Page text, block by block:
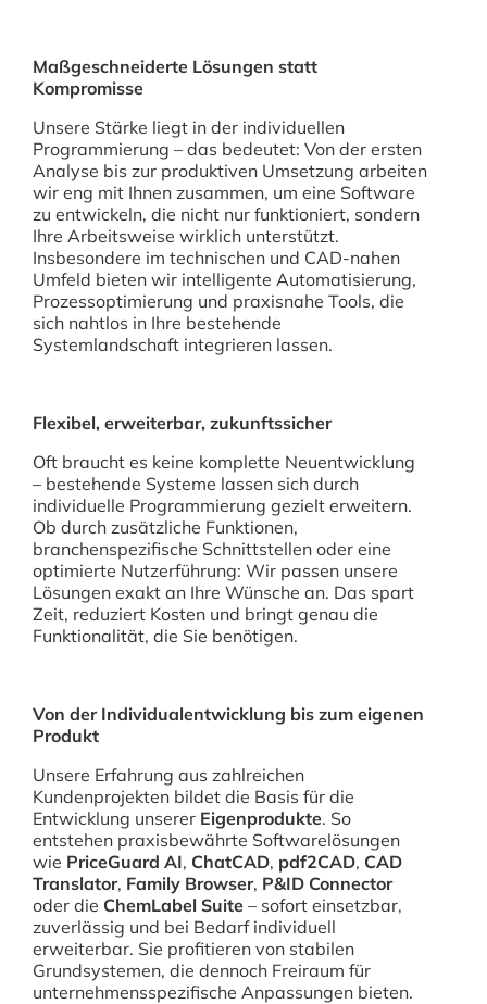
Maßgeschneiderte Lösungen statt
Kompromisse
Unsere Stärke liegt in der individuellen
Programmierung – das bedeutet: Von der ersten
Analyse bis zur produktiven Umsetzung arbeiten
wir eng mit Ihnen zusammen, um eine Software
zu entwickeln, die nicht nur funktioniert, sondern
Ihre Arbeitsweise wirklich unterstützt.
Insbesondere im technischen und CAD-nahen
Umfeld bieten wir intelligente Automatisierung,
Prozessoptimierung und praxisnahe Tools, die
sich nahtlos in Ihre bestehende
Systemlandschaft integrieren lassen.
Flexibel, erweiterbar, zukunftssicher
Oft braucht es keine komplette Neuentwicklung
– bestehende Systeme lassen sich durch
individuelle Programmierung gezielt erweitern.
Ob durch zusätzliche Funktionen,
branchenspezifische Schnittstellen oder eine
optimierte Nutzerführung: Wir passen unsere
Lösungen exakt an Ihre Wünsche an. Das spart
Zeit, reduziert Kosten und bringt genau die
Funktionalität, die Sie benötigen.
Von der Individualentwicklung bis zum eigenen
Produkt
Unsere Erfahrung aus zahlreichen
Kundenprojekten bildet die Basis für die
Entwicklung unserer Eigenprodukte. So
entstehen praxisbewährte Softwarelösungen
wie PriceGuard AI, ChatCAD, pdf2CAD, CAD
Translator, Family Browser, P&ID Connector
oder die ChemLabel Suite – sofort einsetzbar,
zuverlässig und bei Bedarf individuell
erweiterbar. Sie profitieren von stabilen
Grundsystemen, die dennoch Freiraum für
unternehmensspezifische Anpassungen bieten.